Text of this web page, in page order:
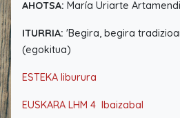
AHOTSA: María Uriarte Artamendi
ITURRIA: 'Begira, begira
(egokitua)
ESTEKA liburura
EUSKARA LHM 4 Ibaizabal